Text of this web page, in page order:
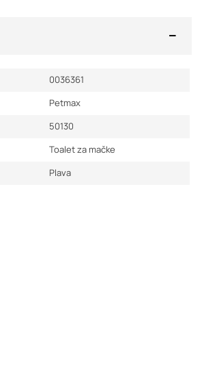
0036361
Petmax
50130
Toalet za mačke
Plava